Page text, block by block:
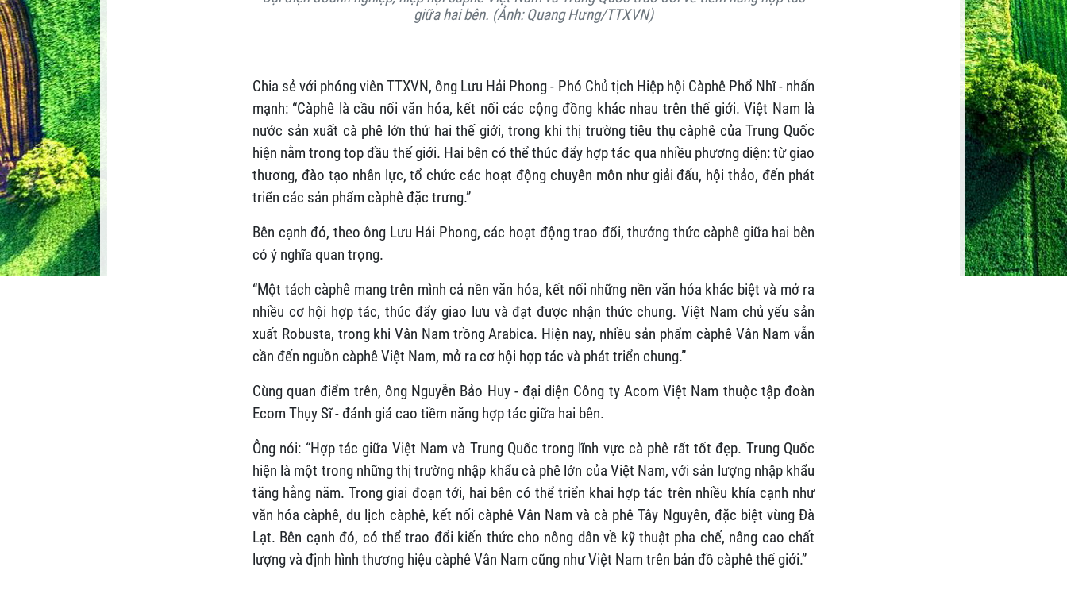
giữa hai bên. (Ảnh: Quang Hưng/TTXVN)
Chia sẻ với phóng viên TTXVN, ông Lưu Hải Phong - Phó Chủ tịch Hiệp hội Càphê Phổ Nhĩ - nhấn
mạnh: “Càphê là cầu nối văn hóa, kết nối các cộng đồng khác nhau trên thế giới. Việt Nam là
nước sản xuất cà phê lớn thứ hai thế giới, trong khi thị trường tiêu thụ càphê của Trung Quốc
hiện nằm trong top đầu thế giới. Hai bên có thể thúc đẩy hợp tác qua nhiều phương diện: từ giao
thương, đào tạo nhân lực, tổ chức các hoạt động chuyên môn như giải đấu, hội thảo, đến phát
triển các sản phẩm càphê đặc trưng.”
Bên cạnh đó, theo ông Lưu Hải Phong, các hoạt động trao đổi, thưởng thức càphê giữa hai bên
có ý nghĩa quan trọng.
“Một tách càphê mang trên mình cả nền văn hóa, kết nối những nền văn hóa khác biệt và mở ra
nhiều cơ hội hợp tác, thúc đẩy giao lưu và đạt được nhận thức chung. Việt Nam chủ yếu sản
xuất Robusta, trong khi Vân Nam trồng Arabica. Hiện nay, nhiều sản phẩm càphê Vân Nam vẫn
cần đến nguồn càphê Việt Nam, mở ra cơ hội hợp tác và phát triển chung.”
Cùng quan điểm trên, ông Nguyễn Bảo Huy - đại diện Công ty Acom Việt Nam thuộc tập đoàn
Ecom Thụy Sĩ - đánh giá cao tiềm năng hợp tác giữa hai bên.
Ông nói: “Hợp tác giữa Việt Nam và Trung Quốc trong lĩnh vực cà phê rất tốt đẹp. Trung Quốc
hiện là một trong những thị trường nhập khẩu cà phê lớn của Việt Nam, với sản lượng nhập khẩu
tăng hằng năm. Trong giai đoạn tới, hai bên có thể triển khai hợp tác trên nhiều khía cạnh như
văn hóa càphê, du lịch càphê, kết nối càphê Vân Nam và cà phê Tây Nguyên, đặc biệt vùng Đà
Lạt. Bên cạnh đó, có thể trao đổi kiến thức cho nông dân về kỹ thuật pha chế, nâng cao chất
lượng và định hình thương hiệu càphê Vân Nam cũng như Việt Nam trên bản đồ càphê thế giới.”